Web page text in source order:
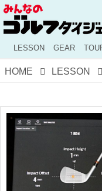
LESSON GEAR
HOME LESSON